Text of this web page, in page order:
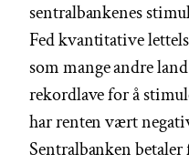
sentralbankenes
Fed kvantitative
som mange andre
rekordlave for å
har renten vært
Sentralbanken betaler